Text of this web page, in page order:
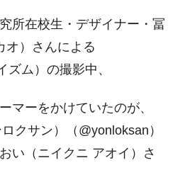
所在校生・デザイナー・冨
オ）さんによる
ズム）の撮影中、
マーをかけていたのが、
クサン）（@yonloksan）
い（ニイクニ アオイ）さ